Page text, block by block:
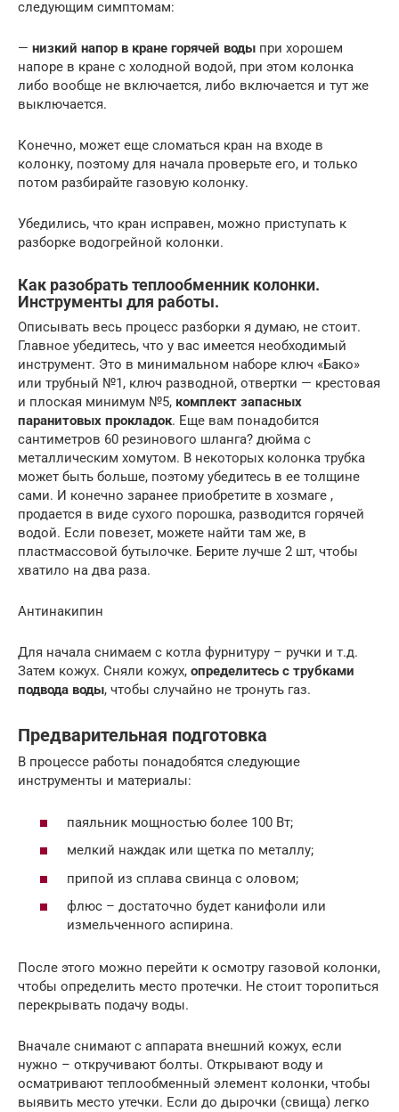
следующим симптомам:
— низкий напор в кране горячей воды при хорошем
напоре в кране с холодной водой, при этом колонка
либо вообще не включается, либо включается и тут же
выключается.
Конечно, может еще сломаться кран на входе в
колонку, поэтому для начала проверьте его, и только
потом разбирайте газовую колонку.
Убедились, что кран исправен, можно приступать к
разборке водогрейной колонки.
Как разобрать теплообменник колонки.
Инструменты для работы.
Описывать весь процесс разборки я думаю, не стоит.
Главное убедитесь, что у вас имеется необходимый
инструмент. Это в минимальном наборе ключ «Бако»
или трубный №1, ключ разводной, отвертки — крестовая
и плоская минимум №5, комплект запасных
паранитовых прокладок. Еще вам понадобится
сантиметров 60 резинового шланга? дюйма с
металлическим хомутом. В некоторых колонка трубка
может быть больше, поэтому убедитесь в ее толщине
сами. И конечно заранее приобретите в хозмаге ,
продается в виде сухого порошка, разводится горячей
водой. Если повезет, можете найти там же, в
пластмассовой бутылочке. Берите лучше 2 шт, чтобы
хватило на два раза.
Антинакипин
Для начала снимаем с котла фурнитуру – ручки и т.д.
Затем кожух. Сняли кожух, определитесь с трубками
подвода воды, чтобы случайно не тронуть газ.
Предварительная подготовка
В процессе работы понадобятся следующие
инструменты и материалы:
паяльник мощностью более 100 Вт;
мелкий наждак или щетка по металлу;
припой из сплава свинца с оловом;
флюс – достаточно будет канифоли или
измельченного аспирина.
После этого можно перейти к осмотру газовой колонки,
чтобы определить место протечки. Не стоит торопиться
перекрывать подачу воды.
Вначале снимают с аппарата внешний кожух, если
нужно – откручивают болты. Открывают воду и
осматривают теплообменный элемент колонки, чтобы
выявить место утечки. Если до дырочки (свища) легко